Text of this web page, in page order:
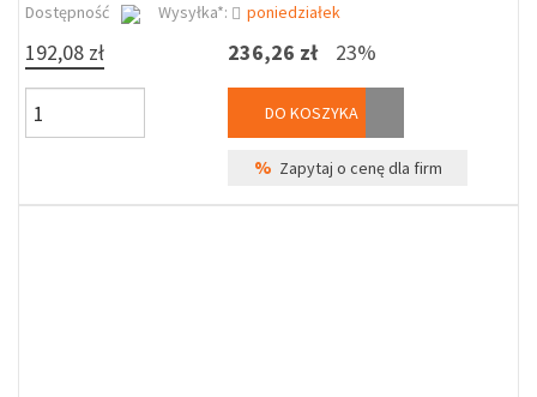
Dostępność
Wysyłka*: poniedziałek
192,08 zł 236,26 zł 23%
DO KOSZYKA
% Zapytaj o cenę dla firm